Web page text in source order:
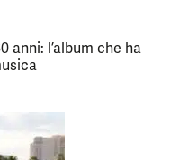
anni: l’album che ha